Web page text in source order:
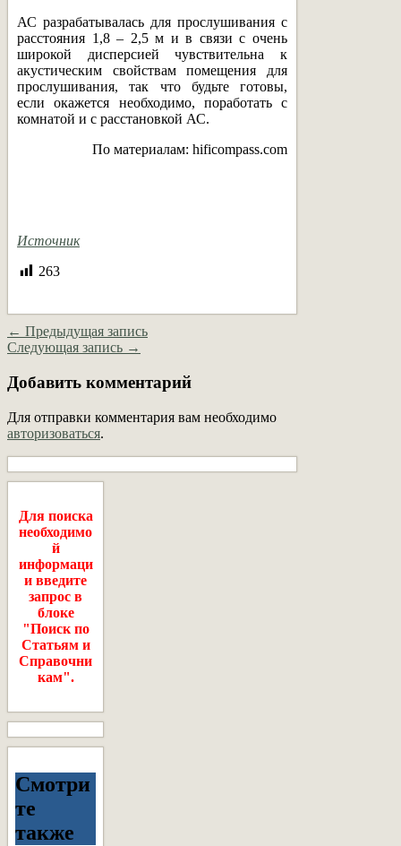
АС разрабатывалась для прослушивания с
расстояния 1,8 – 2,5 м и в связи с очень
широкой дисперсией чувствительна к
акустическим свойствам помещения для
прослушивания, так что будьте готовы,
если окажется необходимо, поработать с
комнатой и с расстановкой АС.
По материалам: hificompass.com
Источник
263
← Предыдущая запись
Следующая запись →
Добавить комментарий
Для отправки комментария вам необходимо
авторизоваться.
Для поиска
необходимо
й
информаци
и введите
запрос в
блоке
"Поиск по
Статьям и
Справочни
кам".
Смотри
те
также